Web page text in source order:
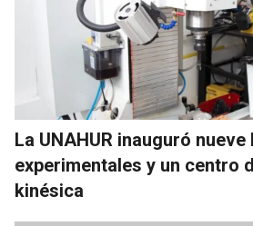
La UNAHUR inauguró
experimentales y un centro
kinésica